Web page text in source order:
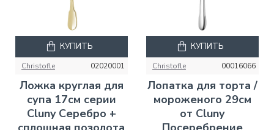
Christofle 02020001
Ложка круглая для
супа 17см серии
Cluny Серебро +
КУПИТЬ
Christofle 00016066
Лопатка для торта /
мороженого 29см
от Cluny
КУПИТЬ